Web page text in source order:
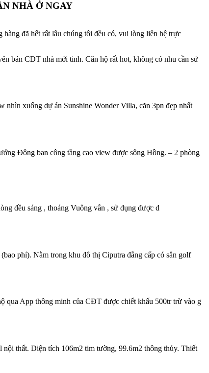
NHÀ Ở NGAY
đã hết rất lâu chúng tôi đều có, vui lòng liên hệ trực
bản CĐT nhà mới tinh. Căn hộ rất hot, không có nhu cần sử
nhìn xuống dự án Sunshine Wonder Villa, căn 3pn đẹp nhất
Đông ban công tầng cao view được sông Hồng. – 2 phòng
đều sáng , thoáng Vuông vắn , sử dụng được d
phí). Nằm trong khu đô thị Ciputra đẳng cấp có sân golf
qua App thông minh của CĐT được chiết khấu 500tr trừ vào g
thất. Diện tích 106m2 tim tường, 99.6m2 thông thủy. Thiết